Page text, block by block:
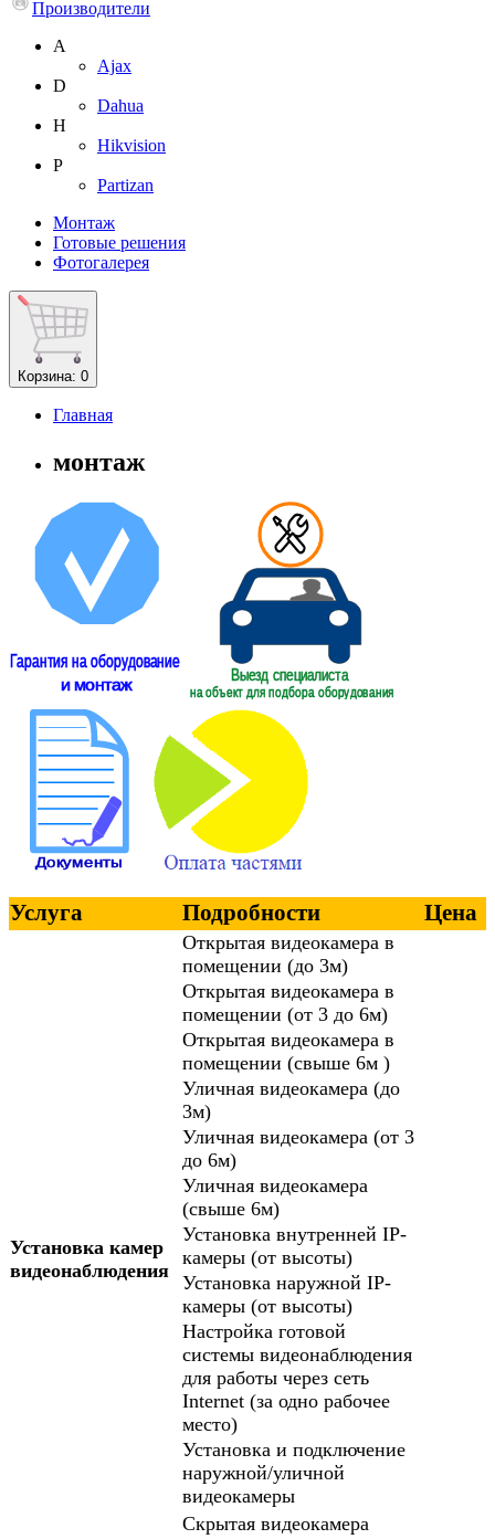
Производители
A
Ajax
D
Dahua
H
Hikvision
P
Partizan
Монтаж
Готовые решения
Фотогалерея
Корзина: 0
Главная
монтаж
Услуга Подробности Цена
Установка камер
видеонаблюдения
Открытая видеокамера в
помещении (до 3м)
Открытая видеокамера в
помещении (от 3 до 6м)
Открытая видеокамера в
помещении (свыше 6м )
Уличная видеокамера (до
3м)
Уличная видеокамера (от 3
до 6м)
Уличная видеокамера
(свыше 6м)
Установка внутренней IP-
камеры (от высоты)
Установка наружной IP-
камеры (от высоты)
Настройка готовой
системы видеонаблюдения
для работы через сеть
Internet (за одно рабочее
место)
Установка и подключение
наружной/уличной
видеокамеры
Скрытая видеокамера